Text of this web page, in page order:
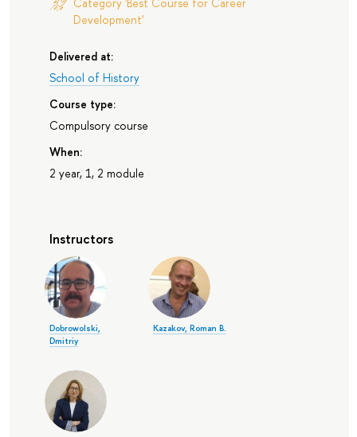
Development'
Delivered at:
School of History
Course type:
Compulsory course
When:
2 year, 1, 2 module
Instructors
Dobrowolski,
Dmitriy
Kazakov, Roman B.